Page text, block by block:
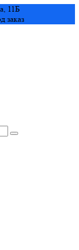
11Б
заказ